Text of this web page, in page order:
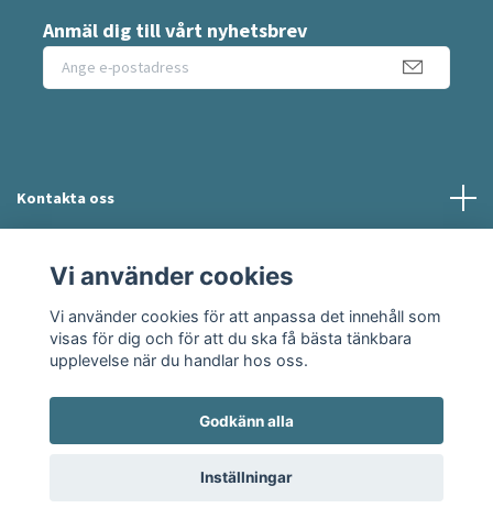
Anmäl dig till vårt nyhetsbrev
Kontakta oss
Sociala medier
© 2026 Moshie
Vi använder cookies
Vi använder cookies för att anpassa det innehåll som
visas för dig och för att du ska få bästa tänkbara
upplevelse när du handlar hos oss.
Godkänn alla
Inställningar